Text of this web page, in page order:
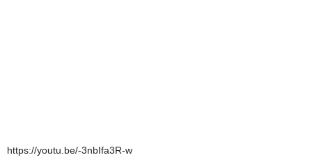
https://youtu.be/-3nbIfa3R-w